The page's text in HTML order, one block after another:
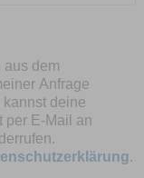
aus dem
Anfrage
deine
per E-Mail an
.